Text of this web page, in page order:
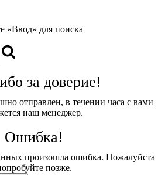
«Ввод» для поиска
за доверие!
отправлен, в течении часа с вами
наш менеджер.
Ошибка!
произошла ошибка. Пожалуйста
позже.